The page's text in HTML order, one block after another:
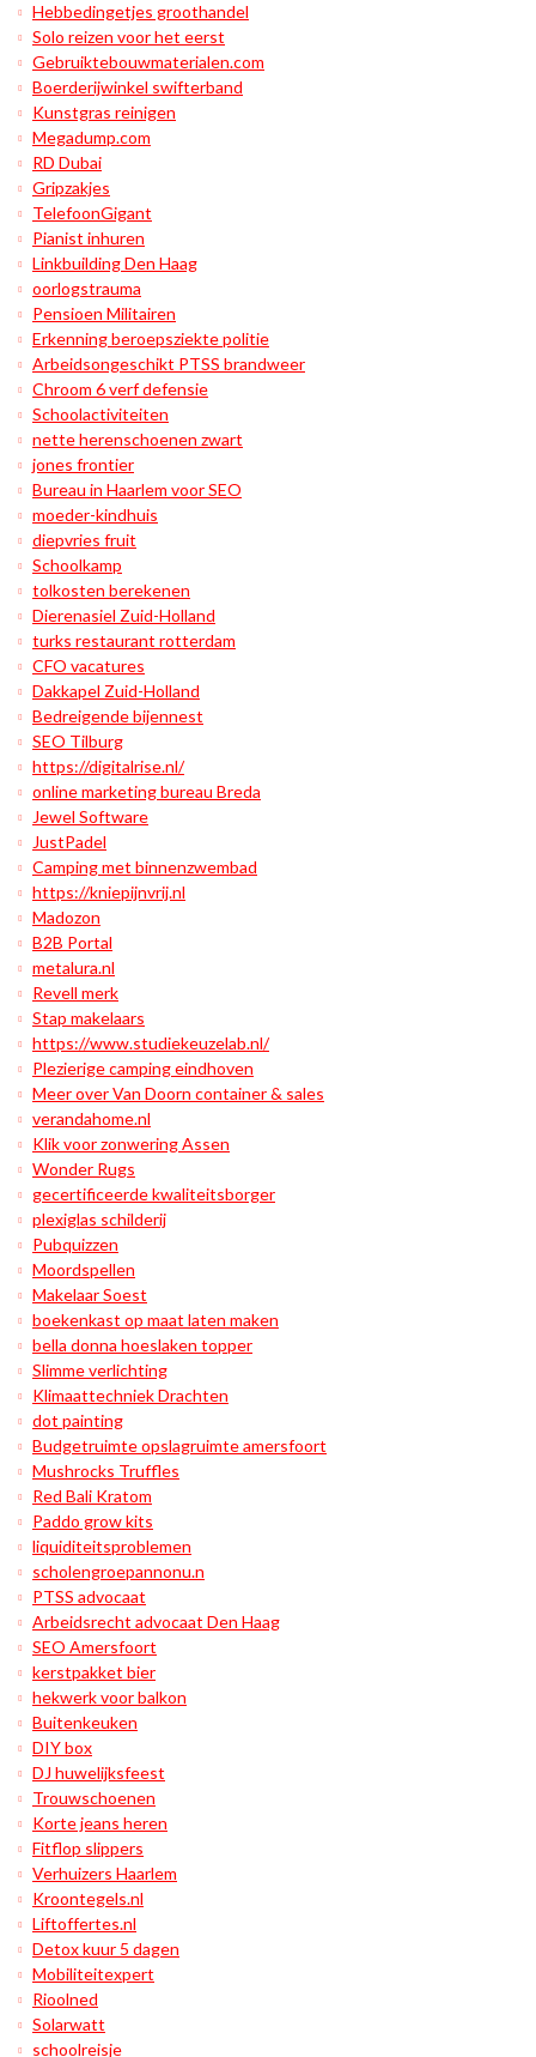
Hebbedingetjes groothandel
Solo reizen voor het eerst
Gebruiktebouwmaterialen.com
Boerderijwinkel swifterband
Kunstgras reinigen
Megadump.com
RD Dubai
Gripzakjes
TelefoonGigant
Pianist inhuren
Linkbuilding Den Haag
oorlogstrauma
Pensioen Militairen
Erkenning beroepsziekte politie
Arbeidsongeschikt PTSS brandweer
Chroom 6 verf defensie
Schoolactiviteiten
nette herenschoenen zwart
jones frontier
Bureau in Haarlem voor SEO
moeder-kindhuis
diepvries fruit
Schoolkamp
tolkosten berekenen
Dierenasiel Zuid-Holland
turks restaurant rotterdam
CFO vacatures
Dakkapel Zuid-Holland
Bedreigende bijennest
SEO Tilburg
https://digitalrise.nl/
online marketing bureau Breda
Jewel Software
JustPadel
Camping met binnenzwembad
https://kniepijnvrij.nl
Madozon
B2B Portal
metalura.nl
Revell merk
Stap makelaars
https://www.studiekeuzelab.nl/
Plezierige camping eindhoven
Meer over Van Doorn container & sales
verandahome.nl
Klik voor zonwering Assen
Wonder Rugs
gecertificeerde kwaliteitsborger
plexiglas schilderij
Pubquizzen
Moordspellen
Makelaar Soest
boekenkast op maat laten maken
bella donna hoeslaken topper
Slimme verlichting
Klimaattechniek Drachten
dot painting
Budgetruimte opslagruimte amersfoort
Mushrocks Truffles
Red Bali Kratom
Paddo grow kits
liquiditeitsproblemen
scholengroepannonu.n
PTSS advocaat
Arbeidsrecht advocaat Den Haag
SEO Amersfoort
kerstpakket bier
hekwerk voor balkon
Buitenkeuken
DIY box
DJ huwelijksfeest
Trouwschoenen
Korte jeans heren
Fitflop slippers
Verhuizers Haarlem
Kroontegels.nl
Liftoffertes.nl
Detox kuur 5 dagen
Mobiliteitexpert
Rioolned
Solarwatt
schoolreisje